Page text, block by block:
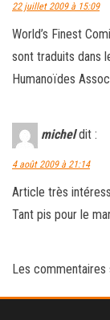
22 juillet 2009 à 15:09
World’s Finest
sont traduits dans
Humanoïdes
michel dit :
4 août 2009 à 21:14
Article très
Tant pis pour le
Les